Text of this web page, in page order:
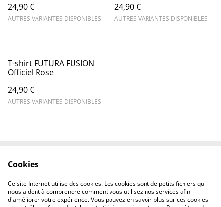
24,90 €
AUTRES VARIANTES DISPONIBLES
24,90 €
AUTRES VARIANTES DISPONIBLES
T-shirt FUTURA FUSION
Officiel Rose
24,90 €
AUTRES VARIANTES DISPONIBLES
Politique de
confidentialité
Politique des cookies
Cookies
Ce site Internet utilise des cookies. Les cookies sont de petits fichiers qui
nous aident à comprendre comment vous utilisez nos services afin
d'améliorer votre expérience. Vous pouvez en savoir plus sur ces cookies